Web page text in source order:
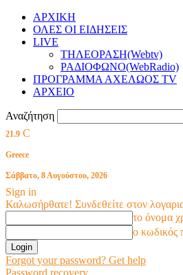
ΑΡΧΙΚΗ
ΟΛΕΣ ΟΙ ΕΙΔΗΣΕΙΣ
LIVE
ΤΗΛΕΟΡΑΣΗ(Webtv)
ΡΑΔΙΟΦΩΝΟ(WebRadio)
ΠΡΟΓΡΑΜΜΑ ΑΧΕΛΩΟΣ TV
ΑΡΧΕΙΟ
Αναζήτηση
21.9 C
Greece
Σάββατο, 8 Αυγούστου, 2026
Sign in
Καλωσήρθατε! Συνδεθείτε στον
το όνομα
ο κωδικός
Forgot your password? Get help
Password recovery